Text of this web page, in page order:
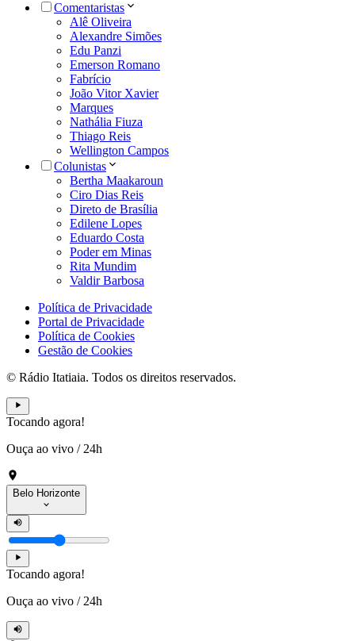
Comentaristas
Alê Oliveira
Alexandre Simões
Edu Panzi
Emerson Romano
Fabrício
João Vitor Xavier
Marques
Nathália Fiuza
Thiago Reis
Wellington Campos
Colunistas
Bertha Maakaroun
Ciro Dias Reis
Direto de Brasília
Edilene Lopes
Eduardo Costa
Poder em Minas
Rita Mundim
Valdir Barbosa
Política de Privacidade
Portal de Privacidade
Política de Cookies
Gestão de Cookies
© Rádio Itatiaia. Todos os direitos reservados.
Tocando agora!
Ouça ao vivo / 24h
Belo Horizonte
Tocando agora!
Ouça ao vivo / 24h